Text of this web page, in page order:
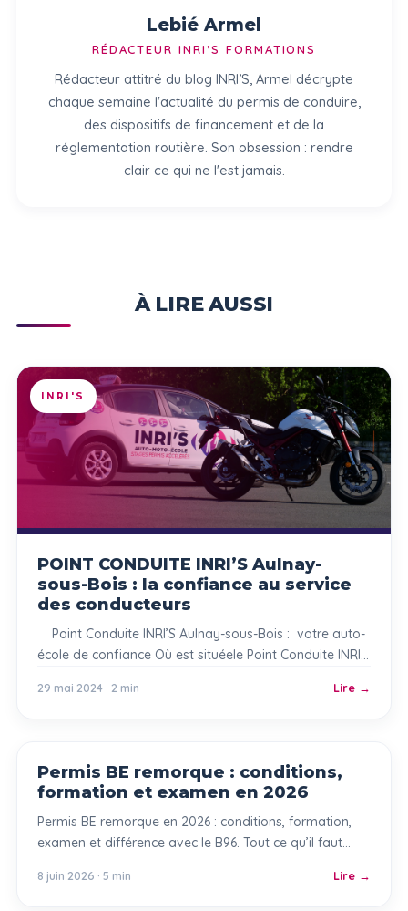
Lebié Armel
RÉDACTEUR INRI’S FORMATIONS
Rédacteur attitré du blog INRI’S, Armel décrypte
chaque semaine l'actualité du permis de conduire,
des dispositifs de financement et de la
réglementation routière. Son obsession : rendre
clair ce qui ne l'est jamais.
À LIRE AUSSI
INRI'S
POINT CONDUITE INRI’S Aulnay-
sous-Bois : la confiance au service
des conducteurs
Point Conduite INRI’S Aulnay-sous-Bois : votre auto-
école de confiance Où est situéele Point Conduite INRI’S
moto-école située à Boulogne-Billancourt, à proximité
l’obtention du […]
29 mai 2024 · 2 min Lire
PERMIS AUTO
Permis BE remorque : conditions,
formation et examen en 2026
Permis BE remorque en 2026 : conditions, formation,
examen et différence avec le B96. Tout ce qu’il faut
toute légalité.
8 juin 2026 · 5 min Lire